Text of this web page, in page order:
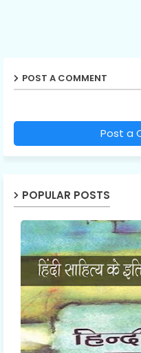
POST A COMMENT
Post a
POPULAR POSTS